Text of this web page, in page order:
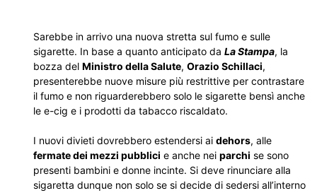
Sarebbe in arrivo una nuova stretta sul fumo e sulle
sigarette. In base a quanto anticipato da La Stampa, la
bozza del Ministro della Salute, Orazio Schillaci,
presenterebbe nuove misure più restrittive per contrastare
il fumo e non riguarderebbero solo le sigarette bensì anche
le e-cig e i prodotti da tabacco riscaldato.
I nuovi divieti dovrebbero estendersi ai dehors, alle
fermate dei mezzi pubblici e anche nei parchi se sono
presenti bambini e donne incinte. Si deve rinunciare alla
sigaretta dunque non solo se si decide di sedersi all’interno